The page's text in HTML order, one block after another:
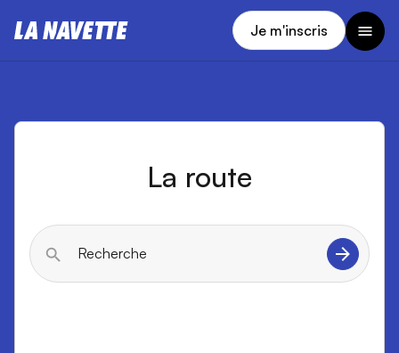
Je m'inscris
La route